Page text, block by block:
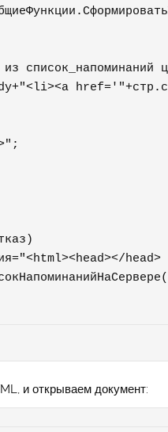
и открываем документ: